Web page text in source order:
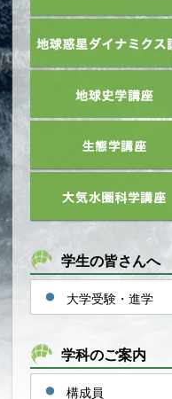
学生の皆さんへ
大学受験・進学
学科のご案内
構成員